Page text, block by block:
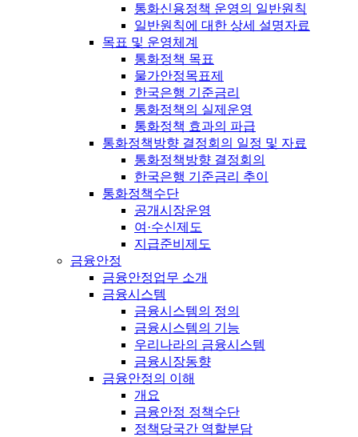
통화신용정책 운영의 일반원칙
일반원칙에 대한 상세 설명자료
목표 및 운영체계
통화정책 목표
물가안정목표제
한국은행 기준금리
통화정책의 실제운영
통화정책 효과의 파급
통화정책방향 결정회의 일정 및 자료
통화정책방향 결정회의
한국은행 기준금리 추이
통화정책수단
공개시장운영
여·수신제도
지급준비제도
금융안정
금융안정업무 소개
금융시스템
금융시스템의 정의
금융시스템의 기능
우리나라의 금융시스템
금융시장동향
금융안정의 이해
개요
금융안정 정책수단
정책당국간 역할분담